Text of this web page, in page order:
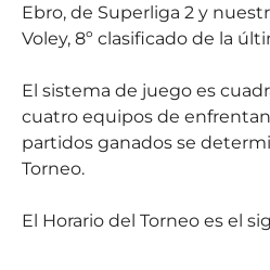
Ebro, de Superliga 2 y
Voley, 8º clasificado de la
El sistema de juego es
cuatro equipos de
partidos ganados se
Torneo.
El Horario del Torneo es el